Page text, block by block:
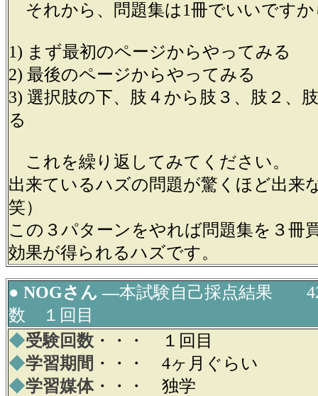
それから、問題集は1冊でいいですか
1) まず最初のページからやってみる
2) 最後のページからやってみる
3) 選択肢の下、肢４から肢３、肢２、
る
これを繰り返してみてください。
出来ているハズの問題が驚くほど出来
笑）
この３パターンをやれば問題集を３冊
効果が得られるハズです。
● NOGさん ―本試験自己採点結果
数 １回目
◆受験回数 ・・・ １回目
◆学習期間 ・・・ 4ヶ月ぐらい
◆学習媒体・・・ 独学